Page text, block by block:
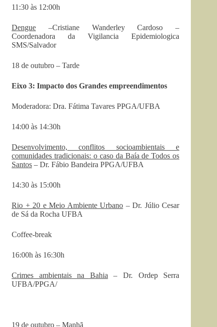
11:30 às 12:00h
Dengue –Cristiane Wanderley Cardoso –
Coordenadora da Vigilancia Epidemiologica
SMS/Salvador
18 de outubro – Tarde
Eixo 3: Impacto dos Grandes empreendimentos
Moderadora: Dra. Fátima Tavares PPGA/UFBA
14:00 às 14:30h
Desenvolvimento, conflitos socioambientais e
comunidades tradicionais: o caso da Baía de Todos os
Santos – Dr. Fábio Bandeira PPGA/UFBA
14:30 às 15:00h
Rio + 20 e Meio Ambiente Urbano – Dr. Júlio Cesar
de Sá da Rocha UFBA
Coffee-break
16:00h às 16:30h
Crimes ambientais na Bahia – Dr. Ordep Serra
UFBA/PPGA/
19 de outubro – Manhã